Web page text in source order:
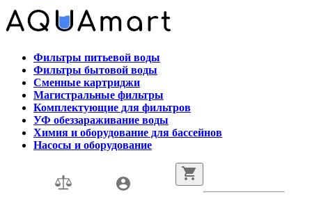
Фильтры питьевой воды
Фильтры бытовой воды
Сменные картриджи
Магистральные фильтры
Комплектующие для фильтров
УФ обеззараживание воды
Химия и оборудование для бассейнов
Насосы и оборудование